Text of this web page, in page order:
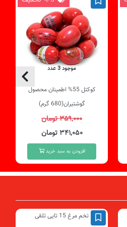
موجود 3 عدد
کوکتل 55% اطمینان محصول
گوشتیران(680 گرم)
۳۵۹,۰۰۰ تومان
۳۴۱,۰۵۰ تومان
افزودن به سبد خرید
تخم مرغ 15 تایی تلقی